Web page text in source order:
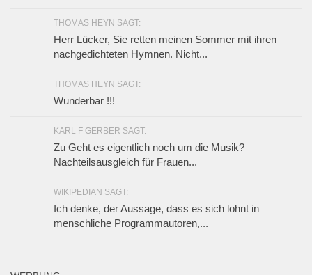
THOMAS HEYN SAGT:
Herr Lücker, Sie retten meinen Sommer mit ihren
nachgedichteten Hymnen. Nicht...
THOMAS HEYN SAGT:
Wunderbar !!!
KARL F GERBER SAGT:
Zu Geht es eigentlich noch um die Musik?
Nachteilsausgleich für Frauen...
WIKIPEDIAN SAGT:
Ich denke, der Aussage, dass es sich lohnt in
menschliche Programmautoren,...